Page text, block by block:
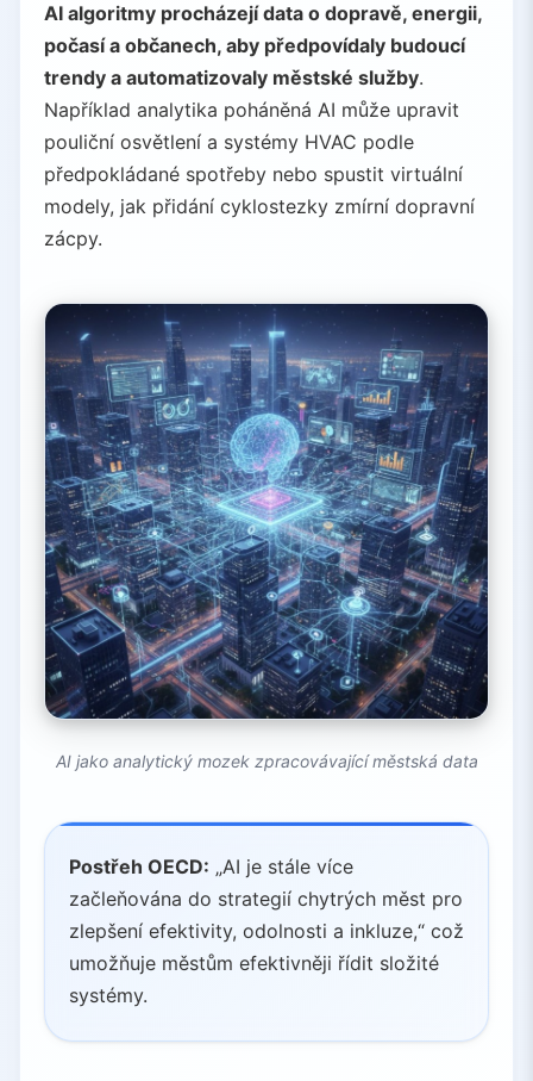
AI algoritmy procházejí data o dopravě, energii,
počasí a občanech, aby předpovídaly budoucí
trendy a automatizovaly městské služby.
Například analytika poháněná AI může upravit
pouliční osvětlení a systémy HVAC podle
předpokládané spotřeby nebo spustit virtuální
modely, jak přidání cyklostezky zmírní dopravní
zácpy.
AI jako analytický mozek zpracovávající městská data
Postřeh OECD: „AI je stále více
začleňována do strategií chytrých měst pro
zlepšení efektivity, odolnosti a inkluze,“ což
umožňuje městům efektivněji řídit složité
systémy.